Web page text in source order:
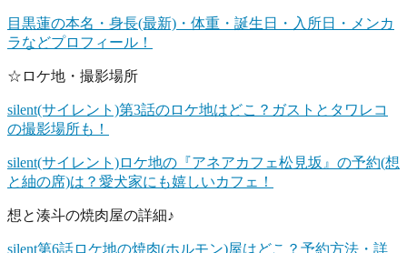
目黒蓮の本名・身長(最新)・体重・誕生日・入所日・メンカ
ラなどプロフィール！
☆ロケ地・撮影場所
silent(サイレント)第3話のロケ地はどこ？ガストとタワレコ
の撮影場所も！
silent(サイレント)ロケ地の『アネアカフェ松見坂』の予約(想
と紬の席)は？愛犬家にも嬉しいカフェ！
想と湊斗の焼肉屋の詳細♪
silent第6話ロケ地の焼肉(ホルモン)屋はどこ？予約方法・詳